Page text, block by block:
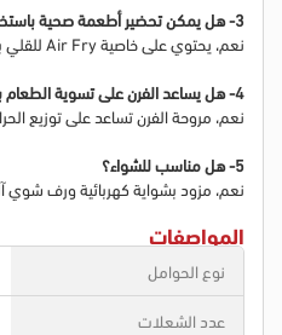
3- هل يمكن تحضير أطعمة صحية باستخدامه؟
نعم، يحتوي على خاصية Air Fry للقلي بالهواء الساخن بكمية زيت أقل.
4- هل يساعد الفرن على تسوية الطعام بشكل متساوي؟
نعم، مروحة الفرن تساعد على توزيع
5- هل مناسب للشواء؟
نعم، مزود بشواية كهربائية ورف شوي
المواصفات
نوع الحوامل
عدد الشعلات